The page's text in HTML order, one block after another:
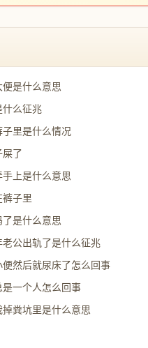
便是什么意思
什么征兆
子里是什么情况
屎了
手上是什么意思
裤子里
了是什么意思
老公出轨了是什么征兆
便然后就尿床了怎么回事
是一个人怎么回事
掉粪坑里是什么意思